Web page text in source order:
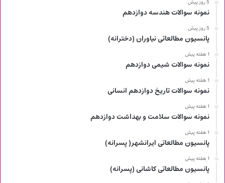
5 روز پیش
نمونه سوالات هندسه دوازدهم
5 روز پیش
پانسیون مطالعاتی نیاوران (دخترانه)
1 هفته پیش
نمونه سوالات شیمی دوازدهم
1 هفته پیش
نمونه سوالات تاریخ دوازدهم انسانی
1 هفته پیش
نمونه سوالات سلامت و بهداشت دوازدهم
1 هفته پیش
پانسیون مطالعاتی ایرانشهر( پسرانه)
1 هفته پیش
پانسیون مطالعاتی کاشانی (پسرانه)